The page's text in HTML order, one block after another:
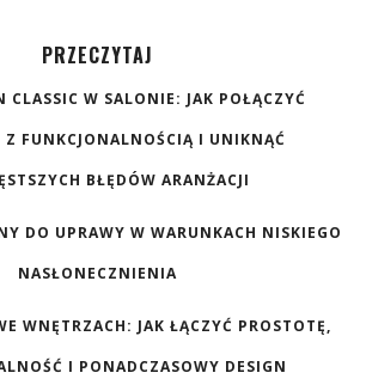
PRZECZYTAJ
CLASSIC W SALONIE: JAK POŁĄCZYĆ
Z FUNKCJONALNOŚCIĄ I UNIKNĄĆ
BŁĘDÓW ARANŻACJI
DO UPRAWY W WARUNKACH NISKIEGO
NASŁONECZNIENIA
WNĘTRZACH: JAK ŁĄCZYĆ PROSTOTĘ,
I PONADCZASOWY DESIGN